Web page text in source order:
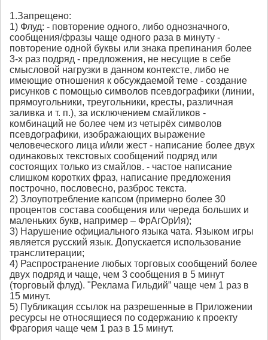
1.Запрещено:
1) Флуд: - повторение одного, либо однозначного,
сообщения/фразы чаще одного раза в минуту -
повторение одной буквы или знака препинания более
3-х раз подряд - предложения, не несущие в себе
смысловой нагрузки в данном контексте, либо не
имеющие отношения к обсуждаемой теме - создание
рисунков с помощью символов псевдографики (линии,
прямоугольники, треугольники, кресты, различная
заливка и т. п.), за исключением смайликов -
комбинаций не более чем из четырёх символов
псевдографики, изображающих выражение
человеческого лица и/или жест - написание более двух
одинаковых текстовых сообщений подряд или
состоящих только из смайлов. - частое написание
слишком коротких фраз, написание предложения
построчно, пословесно, разброс текста.
2) Злоупотребление капсом (примерно более 30
процентов состава сообщения или череда больших и
маленьких букв, например – ФрАгОрИя);
3) Нарушение официального языка чата. Языком игры
является русский язык. Допускается использование
транслитерации;
4) Распространение любых торговых сообщений более
двух подряд и чаще, чем 3 сообщения в 5 минут
(торговый флуд). "Реклама Гильдий” чаще чем 1 раз в
15 минут.
5) Публикация ссылок на разрешенные в Приложении
ресурсы не относящиеся по содержанию к проекту
Фрагория чаще чем 1 раз в 15 минут.